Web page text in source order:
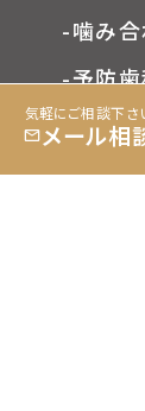
-噛み
-予防
-ホワイ
-訪問
気軽にご相談下さ
メール相